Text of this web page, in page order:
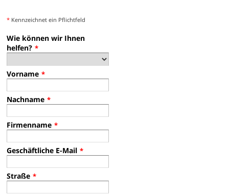
* Kennzeichnet ein Pflichtfeld
Wie können wir Ihnen
helfen? *
Vorname *
Nachname *
Firmenname *
Geschäftliche E-Mail *
Straße *